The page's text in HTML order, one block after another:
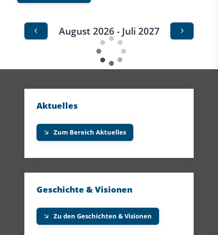
August 2026 - Juli 2027
Aktuelles
Zum Bereich Aktuelles
Geschichte & Visionen
Zu den Geschichten & Visionen